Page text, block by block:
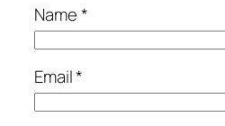
Name*
Email*